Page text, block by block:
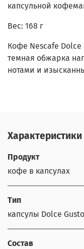
капсульной
Вес: 168 г
Кофе Nescafe Dolce
темная обжарка
нотами и
Характеристики
Продукт
кофе в капсулах
Тип
капсулы Dolce Gusto
Состав